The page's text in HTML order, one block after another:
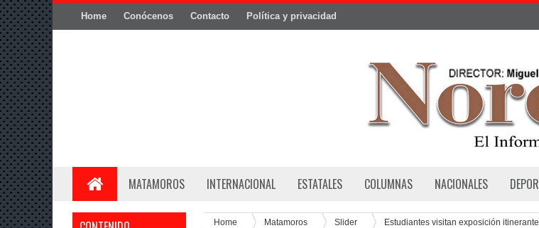
Home Conócenos Contacto Política y privacidad
MATAMOROS INTERNACIONAL ESTATALES COLUMNAS NACIONALES
Home Matamoros Slider
Estudiantes visitan exposición